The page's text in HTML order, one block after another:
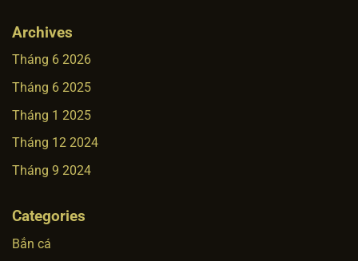
Archives
Tháng 6 2026
Tháng 6 2025
Tháng 1 2025
Tháng 12 2024
Tháng 9 2024
Categories
Bắn cá